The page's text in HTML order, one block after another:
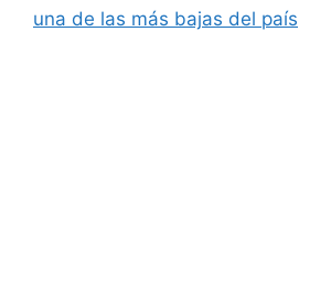
una de las más bajas del país